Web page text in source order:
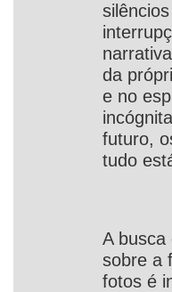
da
e no
futuro,
tudo
A busca
sobre a
fotos é